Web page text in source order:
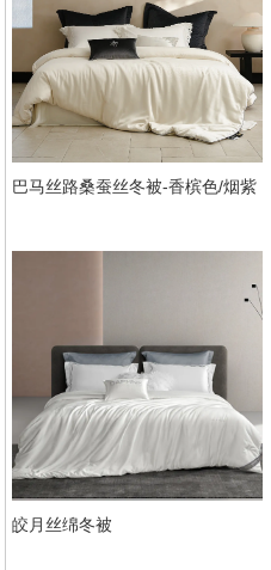
巴马丝路桑蚕丝冬被-香槟色/烟紫
皎月丝绵冬被